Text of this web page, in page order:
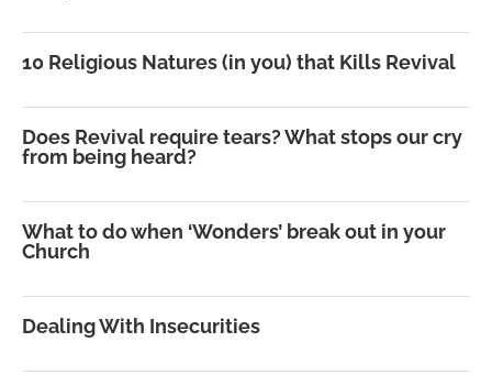
10 Religious Natures (in you) that Kills Revival
Does Revival require tears? What stops our cry
from being heard?
What to do when ‘Wonders’ break out in your
Church
Dealing With Insecurities